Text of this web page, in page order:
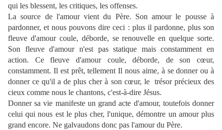
qui les blessent, les critiques, les offenses.
La source de l'amour vient du Père. Son amour le pousse à
pardonner, et nous pouvons dire ceci : plus il pardonne, plus son
fleuve d'amour coule, déborde, se renouvelle en quelque sorte.
Son fleuve d'amour n'est pas statique mais constamment en
action. Ce fleuve d'amour coule, déborde, de son cœur,
constamment. Il est prêt, tellement Il nous aime, à se donner ou à
donner ce qu'il a de plus cher à son cœur, le trésor précieux des
cieux comme nous le chantons, c'est-à-dire Jésus.
Donner sa vie manifeste un grand acte d'amour, toutefois donner
celui qui nous est le plus cher, l'unique, démontre un amour plus
grand encore. Ne galvaudons donc pas l'amour du Père.